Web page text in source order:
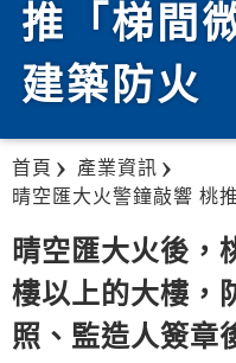
推「梯間
建築防火
首頁
產業資訊
晴空匯大火警鐘敲響 桃
晴空匯大火後，
樓以上的大樓，
照、監造人簽章